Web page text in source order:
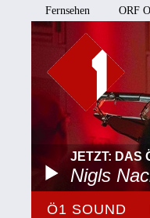
Fernsehen ORF
JETZT: DAS
Nigls
Ö1 SOUND